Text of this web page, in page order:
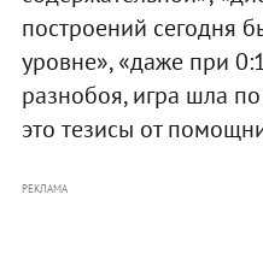
построений сегодня
уровне», «даже при
разнобоя, игра шла
это тезисы от
РЕКЛАМА